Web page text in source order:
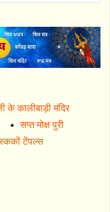
के कालीबाड़ी मंदिर
सप्त मोक्ष पुरी
टेंपल्स